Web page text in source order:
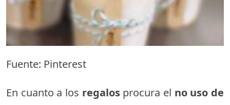
Fuente: Pinterest
En cuanto a los regalos procura el no uso de